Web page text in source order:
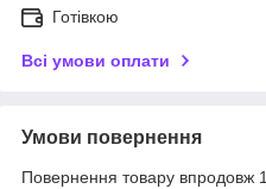
Готівкою
Всі умови оплати
Умови повернення
Повернення товару впродовж